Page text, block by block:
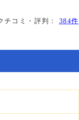
コミ・評判： 384件